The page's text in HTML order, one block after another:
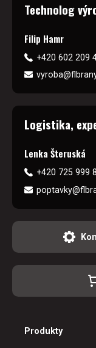
Technolog
Filip Hamr
+420 602 209
Logistika,
Lenka Šteruská
+420 725 999
Produkty